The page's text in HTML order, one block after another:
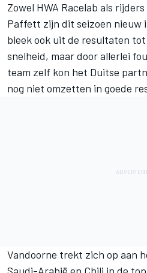
Zowel HWA Racelab als rijders
Paffett zijn dit seizoen nieuw
bleek ook uit de resultaten
snelheid, maar door allerlei
team zelf kon het Duitse
nog niet omzetten in goede
Vandoorne trekt zich op aan